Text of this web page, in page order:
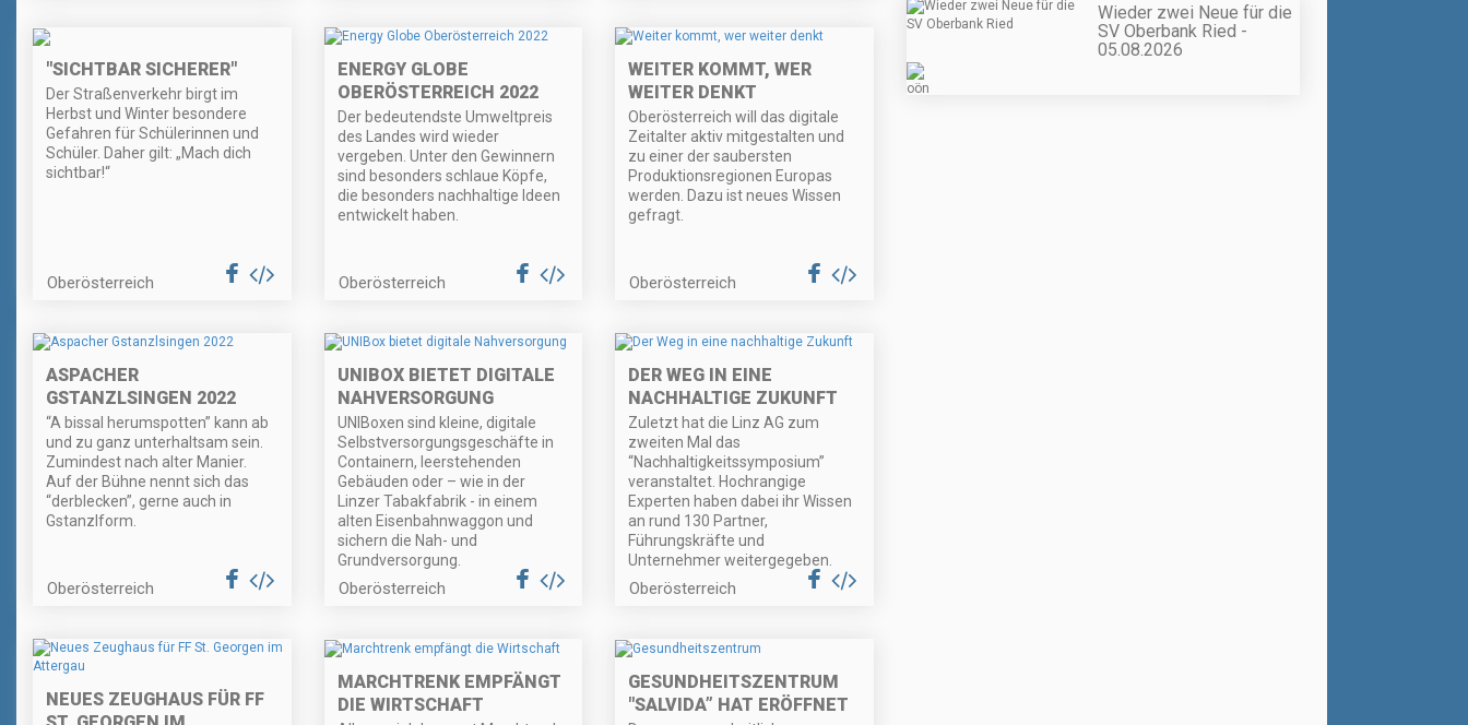
"SICHTBAR SICHERER"
Der Straßenverkehr birgt im
Herbst und Winter besondere
Gefahren für Schülerinnen und
Schüler. Daher gilt: „Mach dich
sichtbar!“
Oberösterreich
ENERGY GLOBE
OBERÖSTERREICH 2022
Der bedeutendste Umweltpreis
des Landes wird wieder
vergeben. Unter den Gewinnern
sind besonders schlaue Köpfe,
die besonders nachhaltige Ideen
entwickelt haben.
Oberösterreich
WEITER KOMMT, WER
WEITER DENKT
Oberösterreich will das digitale
Zeitalter aktiv mitgestalten und
zu einer der saubersten
Produktionsregionen Europas
werden. Dazu ist neues Wissen
gefragt.
Oberösterreich
ASPACHER
GSTANZLSINGEN 2022
“A bissal herumspotten” kann ab
und zu ganz unterhaltsam sein.
Zumindest nach alter Manier.
Auf der Bühne nennt sich das
“derblecken”, gerne auch in
Gstanzlform.
Oberösterreich
UNIBOX BIETET DIGITALE
NAHVERSORGUNG
UNIBoxen sind kleine, digitale
Selbstversorgungsgeschäfte in
Containern, leerstehenden
Gebäuden oder – wie in der
Linzer Tabakfabrik - in einem
alten Eisenbahnwaggon und
sichern die Nah- und
Grundversorgung.
Oberösterreich
DER WEG IN EINE
NACHHALTIGE ZUKUNFT
Zuletzt hat die Linz AG zum
zweiten Mal das
“Nachhaltigkeitssymposium”
veranstaltet. Hochrangige
Experten haben dabei ihr Wissen
an rund 130 Partner,
Führungskräfte und
Unternehmer weitergegeben.
Oberösterreich
NEUES ZEUGHAUS FÜR FF
MARCHTRENK EMPFÄNGT
DIE WIRTSCHAFT
GESUNDHEITSZENTRUM
"SALVIDA” HAT ERÖFFNET
Wieder zwei Neue für die
SV Oberbank Ried -
05.08.2026